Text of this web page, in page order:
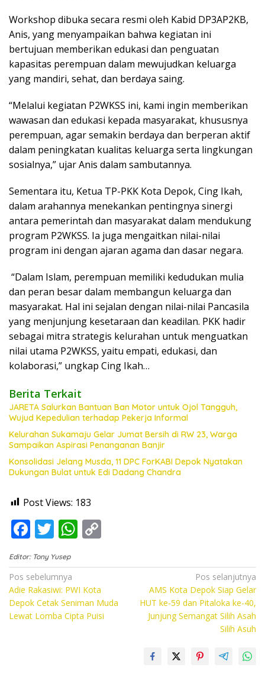
Workshop dibuka secara resmi oleh Kabid DP3AP2KB,
Anis, yang menyampaikan bahwa kegiatan ini
bertujuan memberikan edukasi dan penguatan
kapasitas perempuan dalam mewujudkan keluarga
yang mandiri, sehat, dan berdaya saing.
“Melalui kegiatan P2WKSS ini, kami ingin memberikan
wawasan dan edukasi kepada masyarakat, khususnya
perempuan, agar semakin berdaya dan berperan aktif
dalam peningkatan kualitas keluarga serta lingkungan
sosialnya,” ujar Anis dalam sambutannya.
Sementara itu, Ketua TP-PKK Kota Depok, Cing Ikah,
dalam arahannya menekankan pentingnya sinergi
antara pemerintah dan masyarakat dalam mendukung
program P2WKSS. Ia juga mengaitkan nilai-nilai
program ini dengan ajaran agama dan dasar negara.
“Dalam Islam, perempuan memiliki kedudukan mulia
dan peran besar dalam membangun keluarga dan
masyarakat. Hal ini sejalan dengan nilai-nilai Pancasila
yang menjunjung kesetaraan dan keadilan. PKK hadir
sebagai mitra strategis kelurahan untuk menguatkan
nilai utama P2WKSS, yaitu empati, edukasi, dan
kolaborasi,” ungkap Cing Ikah…
Berita Terkait
JARETA Salurkan Bantuan Ban Motor untuk Ojol Tangguh,
Wujud Kepedulian terhadap Pekerja Informal
Kelurahan Sukamaju Gelar Jumat Bersih di RW 23, Warga
Sampaikan Aspirasi Penanganan Banjir
Konsolidasi Jelang Musda, 11 DPC ForKABI Depok Nyatakan
Dukungan Bulat untuk Edi Dadang Chandra
Post Views: 183
F
ac
e
b
o
o
T
w
itt
er
W
at
s
A
p
p
Li
n
Editor: Tony Yusep
Navigasi
pos
Pos sebelumnya
Adie Rakasiwi: PWI Kota
Depok Cetak Seniman Muda
Lewat Lomba Cipta Puisi
Pos selanjutnya
AMS Kota Depok Siap Gelar
HUT ke-59 dan Pitaloka ke-40,
Junjung Semangat Silih Asah
Silih Asuh